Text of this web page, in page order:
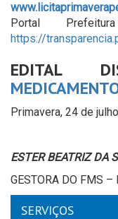
Portal
https://
EDITAL
Primavera, 24 de
ESTER BEATRIZ DA
GESTORA DO FMS
SERVIÇOS